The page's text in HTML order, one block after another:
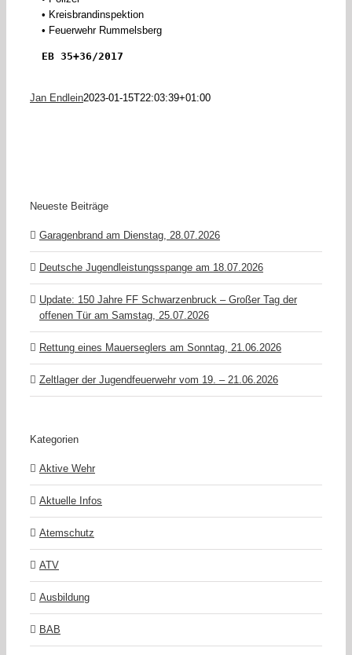
• Kreisbrandinspektion
• Feuerwehr Rummelsberg
EB 35+36/2017
Jan Endlein2023-01-15T22:03:39+01:00
Neueste Beiträge
Garagenbrand am Dienstag, 28.07.2026
Deutsche Jugendleistungsspange am 18.07.2026
Update: 150 Jahre FF Schwarzenbruck – Großer Tag der
offenen Tür am Samstag, 25.07.2026
Rettung eines Mauerseglers am Sonntag, 21.06.2026
Zeltlager der Jugendfeuerwehr vom 19. – 21.06.2026
Kategorien
Aktive Wehr
Aktuelle Infos
Atemschutz
ATV
Ausbildung
BAB